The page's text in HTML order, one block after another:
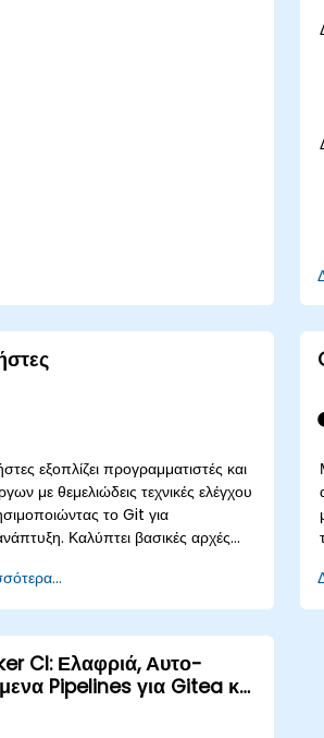
για την επίλυση σφαλμάτων του
συνεργασία με την ομάδα.
γνώσεις και εξοικειωθούν με τη
και του GitHub, ενισχύοντας τις
εξοπλίζει προγραμματιστές και
με θεμελιώδεις τεχνικές ελέγχου
το Git για
Καλύπτει βασικές αρχές
διακλάδωσης και ροές
Εξετάζει αποδεδειγμένες
stash, τις ετικέτες και τα
ανάπτυξης με
αποθετήρια. Βοηθά τις ομάδες
το ιστορικό εκδόσεων,
CI: Ελαφριά, Αυτο-
Pipelines για Gitea και